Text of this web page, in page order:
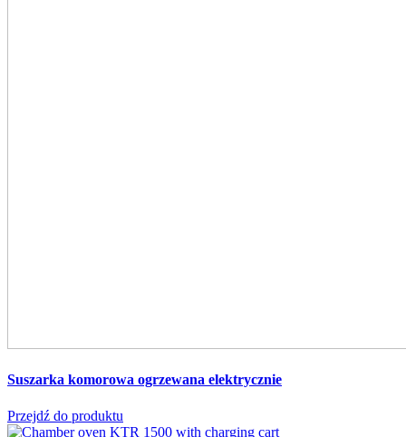
Suszarka komorowa ogrzewana elektrycznie
Przejdź do produktu